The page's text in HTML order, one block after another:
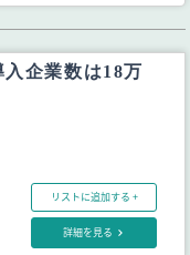
企業数は18万
リストに追加する +
詳細を見る